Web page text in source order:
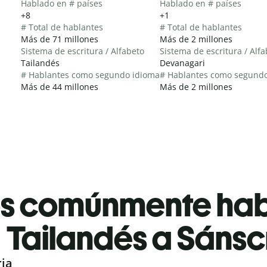
Hablado en # países
+8
# Total de hablantes
Más de 71 millones
Sistema de escritura / Alfabeto
Tailandés
# Hablantes como segundo idioma
Más de 44 millones
Hablado en # países
+1
# Total de hablantes
Más de 2 millones
Sistema de escritura /
Devanagari
# Hablantes como
Más de 2 millones
comúnmente
Tailandés a